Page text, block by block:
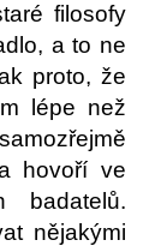
filosofy
a to ne
proto, že
lépe než
hovoří ve
badatelů.
nějakými